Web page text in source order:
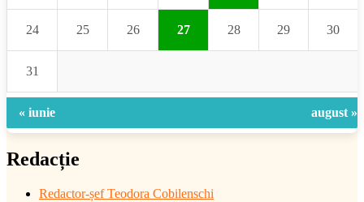
24 25 26 27 28 29 30
31
« iunie august »
Redacție
Redactor-șefTeodora Cobilenschi